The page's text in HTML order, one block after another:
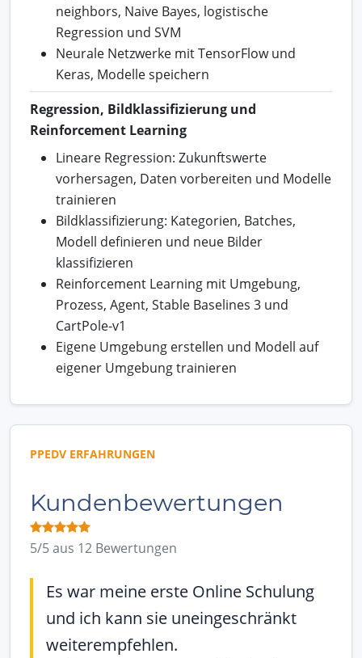
neighbors, Naive Bayes, logistische
Regression und SVM
Neurale Netzwerke mit TensorFlow und
Keras, Modelle speichern
Regression, Bildklassifizierung und
Reinforcement Learning
Lineare Regression: Zukunftswerte
vorhersagen, Daten vorbereiten und Modelle
trainieren
Bildklassifizierung: Kategorien, Batches,
Modell definieren und neue Bilder
klassifizieren
Reinforcement Learning mit Umgebung,
Prozess, Agent, Stable Baselines 3 und
CartPole-v1
Eigene Umgebung erstellen und Modell auf
eigener Umgebung trainieren
PPEDV ERFAHRUNGEN
Kundenbewertungen
5/5 aus 12 Bewertungen
Es war meine erste Online Schulung
und ich kann sie uneingeschränkt
weiterempfehlen.